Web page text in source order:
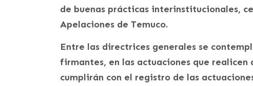
de buenas prácticas interinstitucionales,
Apelaciones de Temuco.
Entre las directrices generales se
firmantes, en las actuaciones que realicen
cumplirán con el registro de las